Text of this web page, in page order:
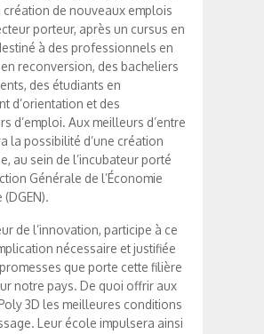
création de nouveaux emplois
porteur, après un cursus en
à des professionnels en
reconversion, des bacheliers
des étudiants en
d’orientation et des
d’emploi. Aux meilleurs d’entre
la possibilité d’une création
au sein de l’incubateur porté
Générale de l’Économie
de l’innovation, participe à ce
nécessaire et justifiée
que porte cette filière
notre pays. De quoi offrir aux
3D les meilleures conditions
Leur école impulsera ainsi